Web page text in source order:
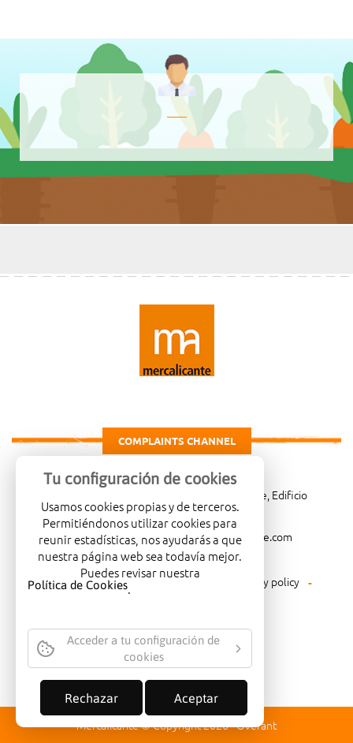
COMPLAINTS CHANNEL
Carretera de Madrid Km. 4, 03007 Alicante, Edificio
Administrativo, planta 3ª
966081001
merca@mercalicante.com
Legal warning Cookies policy
Privacy policy
Environmental policy
COMPANY CERTIFIED WITH THE
Mercalicante © Copyright 2026 -Overant
Tu configuración de cookies
Usamos cookies propias y de terceros.
Permitiéndonos utilizar cookies para
reunir estadísticas, nos ayudarás a que
nuestra página web sea todavía mejor.
Puedes revisar nuestra
Política de Cookies.
Acceder a tu configuración de
cookies
Rechazar Aceptar